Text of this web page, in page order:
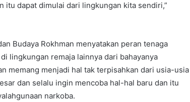
itu dapat dimulai dari lingkungan kita sendiri,”
Budaya Rokhman menyatakan peran tenaga
lingkungan remaja lainnya dari bahayanya
memang menjadi hal tak terpisahkan dari usia-usia
dan selalu ingin mencoba hal-hal baru dan itu
narkoba.